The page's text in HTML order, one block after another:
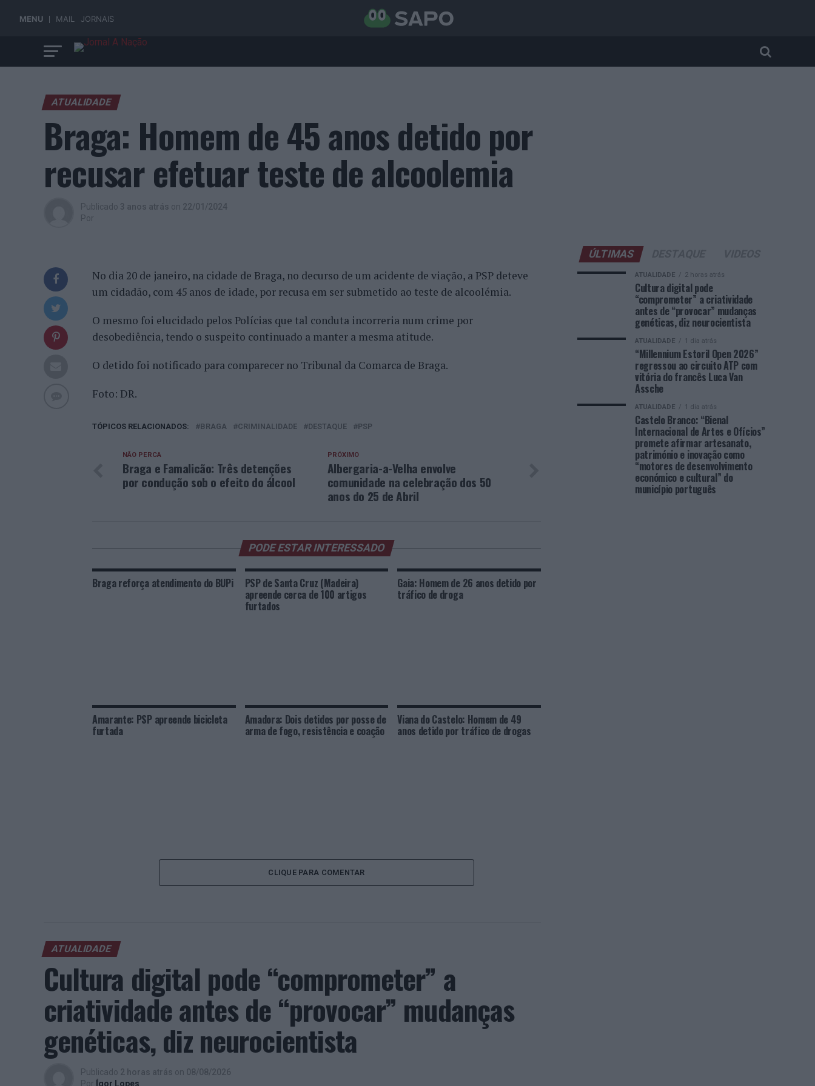
MENU MAIL JORNAIS
ATUALIDADE
Braga: Homem de 45 anos detido por
recusar efetuar teste de alcoolemia
Publicado 3 anos atrás on 22/01/2024
Por
No dia 20 de janeiro, na cidade de Braga, no decurso de um acidente de viação, a PSP deteve
um cidadão, com 45 anos de idade, por recusa em ser submetido ao teste de alcoolémia.
O mesmo foi elucidado pelos Polícias que tal conduta incorreria num crime por
desobediência, tendo o suspeito continuado a manter a mesma atitude.
O detido foi notificado para comparecer no Tribunal da Comarca de Braga.
Foto: DR.
TÓPICOS RELACIONADOS: BRAGA CRIMINALIDADE DESTAQUE PSP
PRÓXIMO
Albergaria-a-Velha envolve
comunidade na celebração dos 50
anos do 25 de Abril
NÃO PERCA
Braga e Famalicão: Três detenções
por condução sob o efeito do álcool
PODE ESTAR INTERESSADO
Braga reforça atendimento do BUPi PSP de Santa Cruz (Madeira)
apreende cerca de 100 artigos
furtados
Gaia: Homem de 26 anos detido por
tráfico de droga
Amarante: PSP apreende bicicleta
furtada
Amadora: Dois detidos por posse de
arma de fogo, resistência e coação
Viana do Castelo: Homem de 49
anos detido por tráfico de drogas
CLIQUE PARA COMENTAR
ATUALIDADE
Cultura digital pode “comprometer” a
criatividade antes de “provocar” mudanças
genéticas, diz neurocientista
Publicado 2 horas atrás on 08/08/2026
Por Ígor Lopes
ÚLTIMAS
ATUALIDADE 2 horas atrás
Cultura digital pode
“comprometer” a criatividade
antes de “provocar” mudanças
genéticas, diz neurocientista
ATUALIDADE 1 dia atrás
“Millennium Estoril Open 2026”
regressou ao circuito ATP com
vitória do francês Luca Van
Assche
ATUALIDADE 1 dia atrás
Castelo Branco: “Bienal
Internacional de Artes e Ofícios”
promete afirmar artesanato,
património e inovação como
“motores de desenvolvimento
económico e cultural” do
município português